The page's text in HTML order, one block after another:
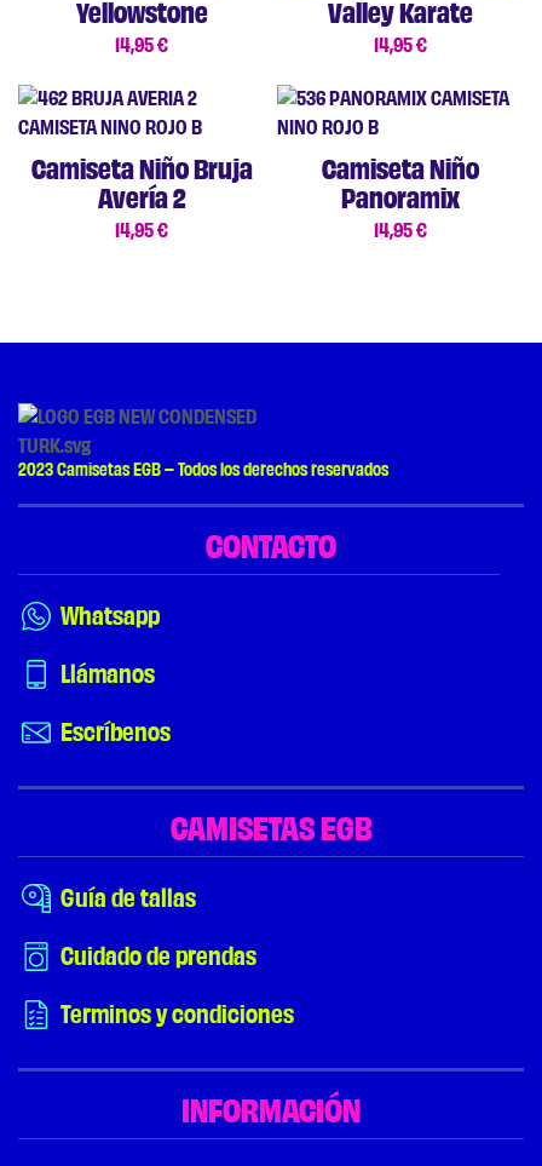
Yellowstone
14,95 €
Valley Karate
14,95 €
Camiseta Niño Bruja
Avería 2
14,95 €
Camiseta Niño
Panoramix
14,95 €
2023 Camisetas EGB – Todos los derechos reservados
CONTACTO
Whatsapp
Llámanos
Escríbenos
CAMISETAS EGB
Guía de tallas
Cuidado de prendas
Terminos y condiciones
INFORMACIÓN